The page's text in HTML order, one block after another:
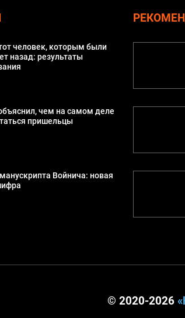
человек, которым были
назад: результаты
чем на самом деле
пришельцы
Войнича: новая
© 2020-2026